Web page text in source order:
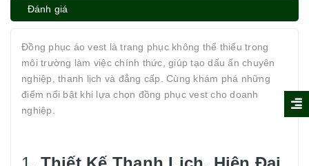
Đánh giá
Đồng phục áo vest là trang phục không thể thiếu trong
môi trường làm việc chính thức, giúp tạo dấu ấn chuyên
nghiệp, thanh lịch và đẳng cấp. Cùng khám phá những
điểm nổi bật khi lựa chọn đồng phục vest cho doanh
nghiệp.